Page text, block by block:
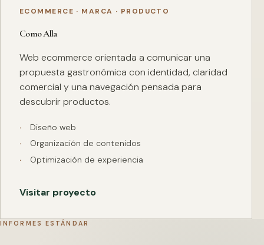
ECOMMERCE · MARCA · PRODUCTO
Como Alla
Web ecommerce orientada a comunicar una
propuesta gastronómica con identidad, claridad
comercial y una navegación pensada para
descubrir productos.
Diseño web
Organización de contenidos
Optimización de experiencia
Visitar proyecto
INFORMES ESTÁNDAR